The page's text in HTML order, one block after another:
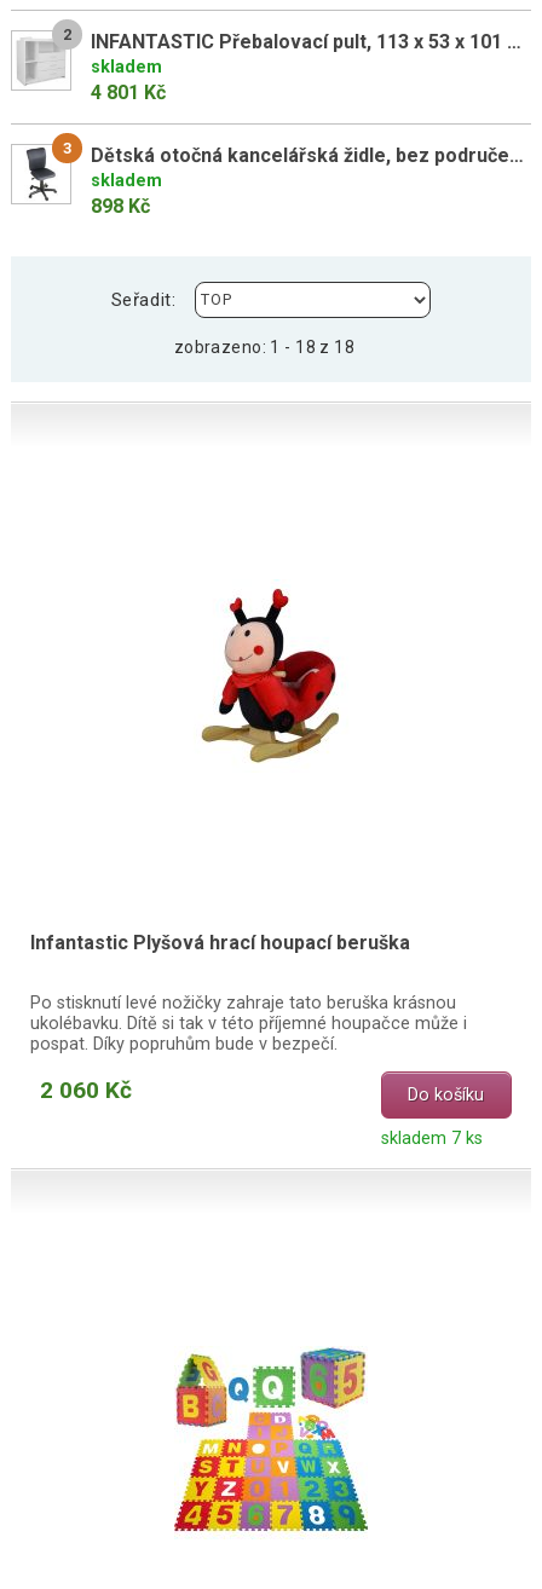
2 INFANTASTIC Přebalovací pult, 113 x 53 x 101 cm, bílá
skladem
4 801 Kč
3 Dětská otočná kancelářská židle, bez područek, šedá
skladem
898 Kč
Seřadit:
zobrazeno: 1 - 18 z 18
Infantastic Plyšová hrací houpací beruška
Po stisknutí levé nožičky zahraje tato beruška krásnou
ukolébavku. Dítě si tak v této příjemné houpačce může i
pospat. Díky popruhům bude v bezpečí.
2 060 Kč Do košíku
skladem 7 ks